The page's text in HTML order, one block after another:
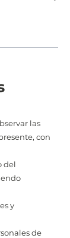
las
con
del
y
de